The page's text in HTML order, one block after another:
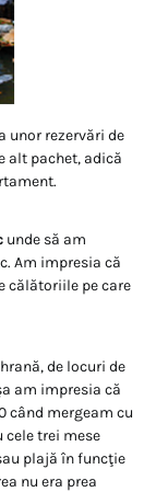
unor rezervări de
alt pachet, adică
unde să am
Am impresia că
călătoriile pe care
de locuri de
am impresia că
când mergeam cu
cele trei mese
plajă în funcţie
nu era prea